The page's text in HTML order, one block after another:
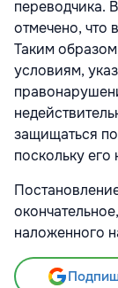
переводчика.
отмечено, что
Таким
условиям,
защищаться
поскольку
наложенного